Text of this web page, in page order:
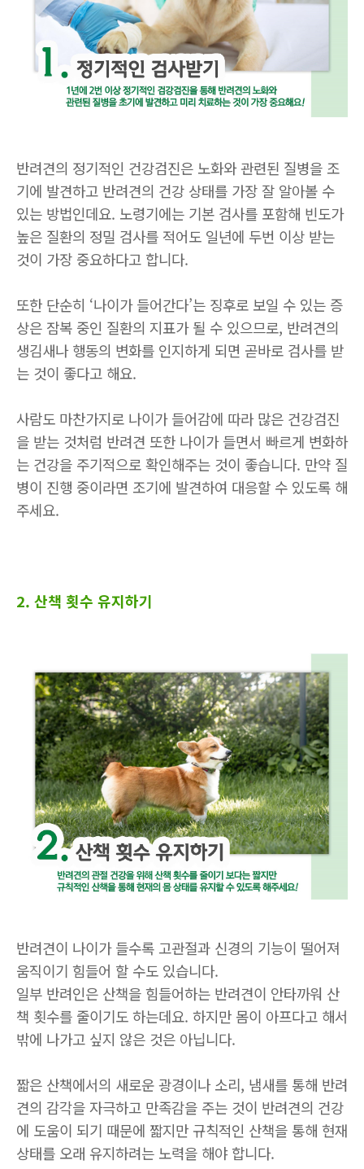
반려견의 정기적인 건강검진은 노화와 관련된 질병을 조
기에 발견하고 반려견의 건강 상태를 가장 잘 알아볼 수
있는 방법인데요. 노령기에는 기본 검사를 포함해 빈도가
높은 질환의 정밀 검사를 적어도 일년에 두번 이상 받는
것이 가장 중요하다고 합니다.
또한 단순히 ‘나이가 들어간다’는 징후로 보일 수 있는 증
상은 잠복 중인 질환의 지표가 될 수 있으므로, 반려견의
생김새나 행동의 변화를 인지하게 되면 곧바로 검사를 받
는 것이 좋다고 해요.
사람도 마찬가지로 나이가 들어감에 따라 많은 건강검진
을 받는 것처럼 반려견 또한 나이가 들면서 빠르게 변화하
는 건강을 주기적으로 확인해주는 것이 좋습니다. 만약 질
병이 진행 중이라면 조기에 발견하여 대응할 수 있도록 해
주세요.
2. 산책 횟수 유지하기
반려견이 나이가 들수록 고관절과 신경의 기능이 떨어져
움직이기 힘들어 할 수도 있습니다.
일부 반려인은 산책을 힘들어하는 반려견이 안타까워 산
책 횟수를 줄이기도 하는데요. 하지만 몸이 아프다고 해서
밖에 나가고 싶지 않은 것은 아닙니다.
짧은 산책에서의 새로운 광경이나 소리, 냄새를 통해 반려
견의 감각을 자극하고 만족감을 주는 것이 반려견의 건강
에 도움이 되기 때문에 짧지만 규칙적인 산책을 통해 현재
상태를 오래 유지하려는 노력을 해야 합니다.